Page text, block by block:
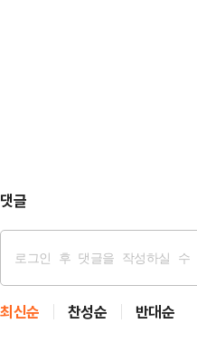
댓글
최신순 찬성순 반대순